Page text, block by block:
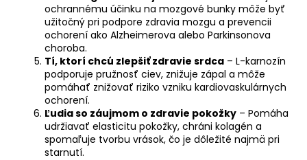
ochrannému účinku na mozgové bunky môže byť
užitočný pri podpore zdravia mozgu a prevencii
ochorení ako Alzheimerova alebo Parkinsonova
choroba.
Tí, ktorí chcú zlepšiť zdravie srdca – L-karnozín
podporuje pružnosť ciev, znižuje zápal a môže
pomáhať znižovať riziko vzniku kardiovaskulárnych
ochorení.
Ľudia so záujmom o zdravie pokožky – Pomáha
udržiavať elasticitu pokožky, chráni kolagén a
spomaľuje tvorbu vrások, čo je dôležité najmä pri
starnutí.